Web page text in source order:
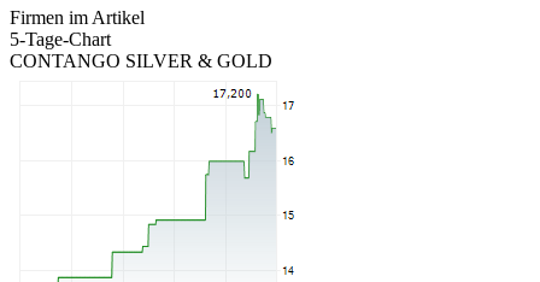
Firmen im Artikel
5-Tage-Chart
CONTANGO SILVER & GOLD